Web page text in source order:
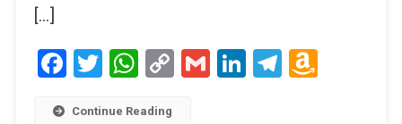
[…]
Facebook
Twitter
WhatsApp
CopyGmailLinkedIn
Telegram
Continue Reading